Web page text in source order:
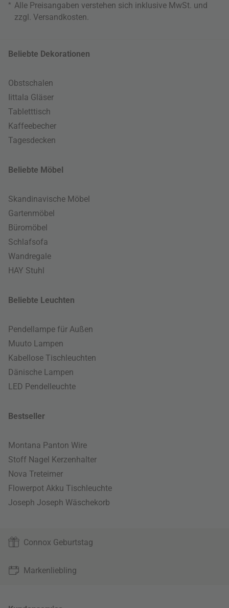
* Alle Preisangaben verstehen sich inklusive MwSt. und
zzgl. Versandkosten.
Beliebte Dekorationen
Obstschalen
Iittala Gläser
Tabletttisch
Kaffeebecher
Tagesdecken
Beliebte Möbel
Skandinavische Möbel
Gartenmöbel
Büromöbel
Schlafsofa
Wandregale
HAY Stuhl
Beliebte Leuchten
Pendellampe für Außen
Muuto Lampen
Kabellose Tischleuchten
Dänische Lampen
LED Pendelleuchte
Bestseller
Montana Panton Wire
Stoff Nagel Kerzenhalter
Nova Treteimer
Flowerpot Akku Tischleuchte
Joseph Joseph Wäschekorb
Connox Geburtstag
Markenliebling